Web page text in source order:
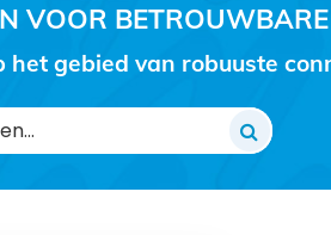
VOOR
gebied van robuuste